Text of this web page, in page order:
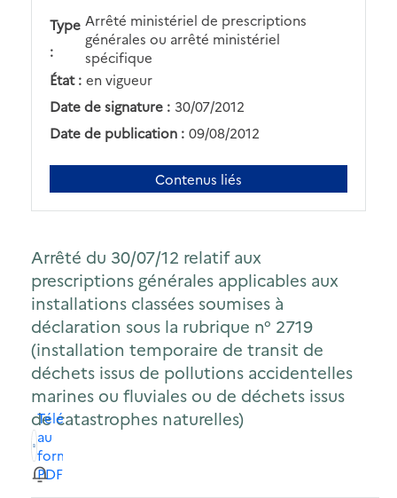
Type
:
Arrêté ministériel de prescriptions
générales ou arrêté ministériel
spécifique
État : en vigueur
Date de signature : 30/07/2012
Date de publication : 09/08/2012
Contenus liés
Arrêté du 30/07/12 relatif aux
prescriptions générales applicables aux
installations classées soumises à
déclaration sous la rubrique n° 2719
(installation temporaire de transit de
déchets issus de pollutions accidentelles
marines ou fluviales ou de déchets issus
de catastrophes naturelles)
Télécharger
au
format
PDF